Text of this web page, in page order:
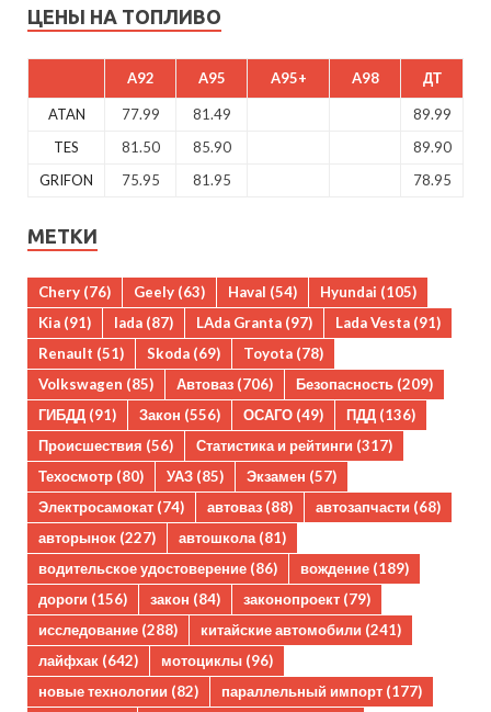
ЦЕНЫ НА ТОПЛИВО
A92 A95 A95+ A98 ДТ
ATAN 77.99 81.49
89.99
TES
81.50 85.90
89.90
GRIFON
75.95 81.95 78.95
МЕТКИ
Chery (76) Geely (63) Haval (54) Hyundai (105)
Kia (91) lada (87) LAda Granta (97) Lada Vesta (91)
Renault (51) Skoda (69) Toyota (78)
Volkswagen (85) Автоваз (706) Безопасность (209)
ГИБДД (91) Закон (556) ОСАГО (49) ПДД (136)
Происшествия (56) Статистика и рейтинги (317)
Техосмотр (80) УАЗ (85) Экзамен (57)
Электросамокат (74) автоваз (88) автозапчасти (68)
авторынок (227) автошкола(81)
водительское удостоверение (86) вождение (189)
дороги (156) закон (84) законопроект (79)
исследование (288) китайские автомобили (241)
лайфхак (642) мотоциклы (96)
новые технологии (82) параллельный импорт (177)